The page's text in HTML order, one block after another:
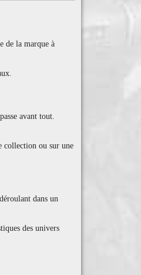
de la marque à
avant tout.
collection ou sur une
dans un
des univers